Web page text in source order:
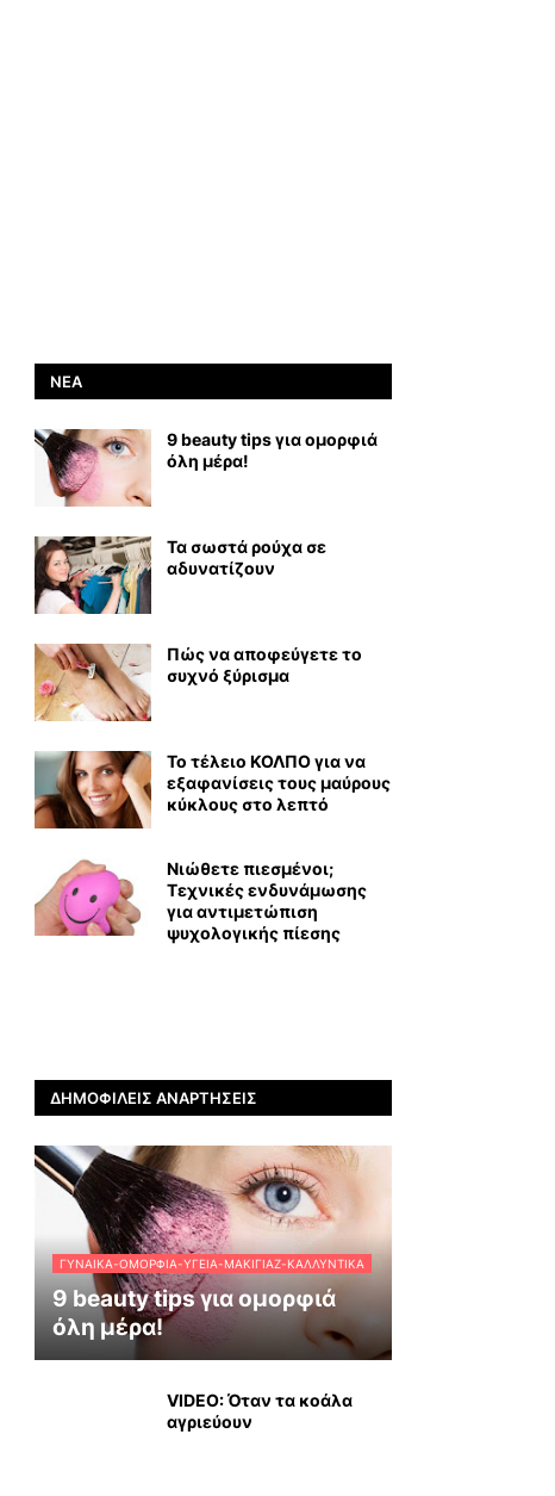
ΝΈΑ
9 beauty tips για ομορφιά
όλη μέρα!
Τα σωστά ρούχα σε
αδυνατίζουν
Πώς να αποφεύγετε το
συχνό ξύρισμα
Το τέλειο ΚΟΛΠΟ για να
εξαφανίσεις τους μαύρους
κύκλους στο λεπτό
Νιώθετε πιεσμένοι;
Τεχνικές ενδυνάμωσης
για αντιμετώπιση
ψυχολογικής πίεσης
ΔΗΜΟΦΙΛΕΊΣ ΑΝΑΡΤΉΣΕΙΣ
ΓΥΝΑΊΚΑ-ΟΜΟΡΦΙΆ-ΥΓΕΊΑ-ΜΑΚΙΓΙΆΖ-ΚΑΛΛΥΝΤΙΚΆ
9 beauty tips για ομορφιά
όλη μέρα!
VIDEO: Όταν τα κοάλα
αγριεύουν